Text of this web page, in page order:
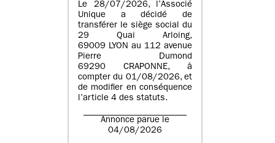
Le 28/07/2026, l’Associé
Unique a décidé de
transférer le siège social du
29 Quai Arloing,
69009 LYON au 112 avenue
Pierre Dumond
69290 CRAPONNE, à
compter du 01/08/2026, et
de modifier en conséquence
l’article 4 des statuts.
Annonce parue le
04/08/2026